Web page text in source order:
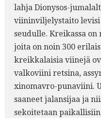
5.
lahja Dionysos-
viininviljelystaito levisi
seudulle. Kreikassa
joita on noin 300
kreikkalaisia viinejä
valkoviini retsina,
xinomavro-punaviini.
saaneet jalansijaa ja
sekoitetaan